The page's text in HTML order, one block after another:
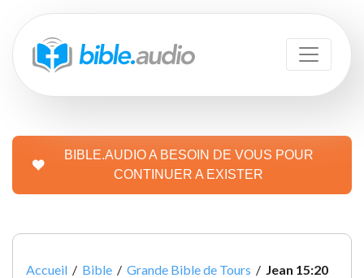
BIBLE.AUDIO A BESOIN DE VOUS POUR
CONTINUER A EXISTER
Accueil / Bible / Grande Bible de Tours / Jean 15:20